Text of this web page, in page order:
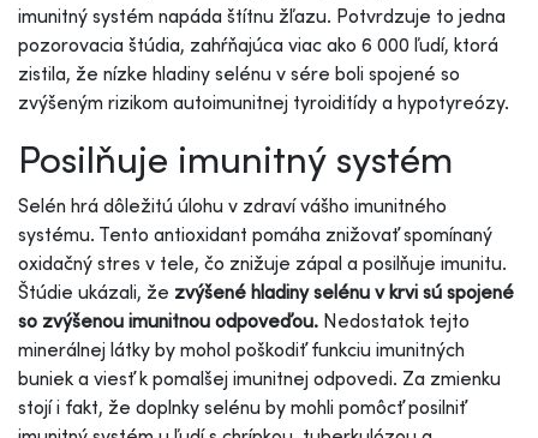
imunitný systém napáda štítnu žľazu. Potvrdzuje to jedna
pozorovacia štúdia, zahŕňajúca viac ako 6 000 ľudí, ktorá
zistila, že nízke hladiny selénu v sére boli spojené so
zvýšeným rizikom autoimunitnej tyroiditídy a hypotyreózy.
Posilňuje imunitný systém
Selén hrá dôležitú úlohu v zdraví vášho imunitného
systému. Tento antioxidant pomáha znižovať spomínaný
oxidačný stres v tele, čo znižuje zápal a posilňuje imunitu.
Štúdie ukázali, že zvýšené hladiny selénu v krvi sú spojené
so zvýšenou imunitnou odpoveďou. Nedostatok tejto
minerálnej látky by mohol poškodiť funkciu imunitných
buniek a viesť k pomalšej imunitnej odpovedi. Za zmienku
stojí i fakt, že doplnky selénu by mohli pomôcť posilniť